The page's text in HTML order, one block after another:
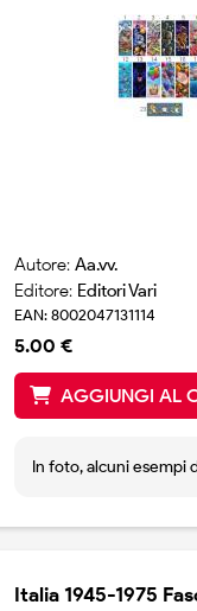
Autore:Aa.vv.
Editore: Editori Vari
EAN: 8002047131114
5.00 €
AGGIUNGI AL
In foto, alcuni esempi
Italia 1945-1975